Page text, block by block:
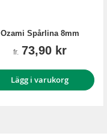
Ozami Spårlina 8mm
fr. 73,90 kr
Lägg i varukorg